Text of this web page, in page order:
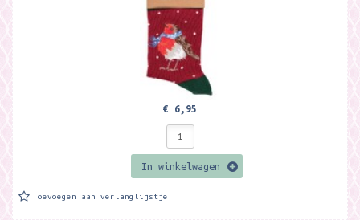
€ 6,95
In winkelwagen
Toevoegen aan verlanglijstje